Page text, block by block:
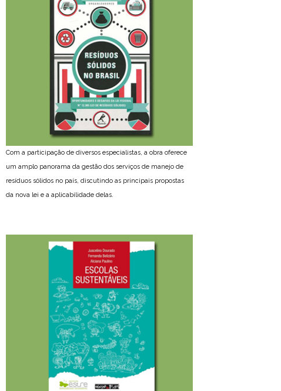
Com a participação de diversos especialistas, a obra oferece
um amplo panorama da gestão dos serviços de manejo de
resíduos sólidos no país, discutindo as principais propostas
da nova lei e a aplicabilidade delas.